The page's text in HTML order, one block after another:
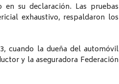
su declaración. Las pruebas
exhaustivo, respaldaron los
cuando la dueña del automóvil
y la aseguradora Federación